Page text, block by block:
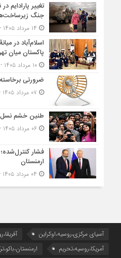
تغییر پارادایم
جنگ
اسلام‌آباد در
پاکستان میان
۱۰ مرداد ۱۴۰۵ - ۱۱:۵۴
ضرورتی
طنین خشم نسل
۰۶ مرداد ۱۴۰۵ - ۱۲:۴۲
فشار
ارمنستان
آسیای مرکزی،روسیه،اوکراین
آمریکا،روسیه،تحریم